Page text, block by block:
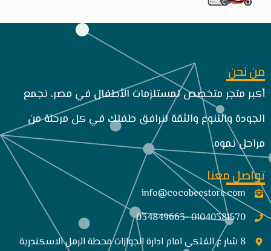
من نحن
أكبر متجر متخصص لمستلزمات الأطفال في مصر، نجمع
الجودة والتنوع والثقة لنرافق طفلك في كل مرحلة من
مراحل نموه.
تواصل معنا
info@cocobeestore.com​
01040381570 -034849663
8 شار ع الفلكى امام ادارة الجوازات محطة الرمل الاسكندرية